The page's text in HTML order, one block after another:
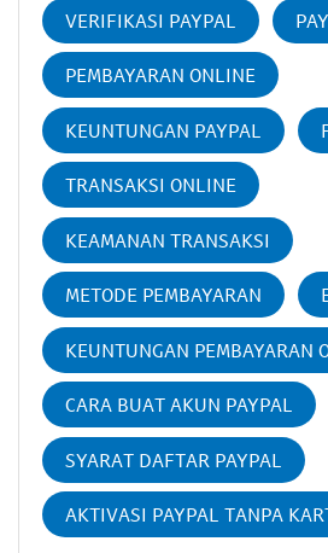
VERIFIKASI PAYPAL
PEMBAYARAN ONLINE
KEUNTUNGAN PAYPAL
TRANSAKSI ONLINE
KEAMANAN TRANSAKSI
METODE PEMBAYARAN
KEUNTUNGAN PEMBAYARAN
CARA BUAT AKUN PAYPAL
SYARAT DAFTAR PAYPAL
AKTIVASI PAYPAL TANPA